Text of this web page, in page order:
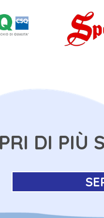
DI PIÙ